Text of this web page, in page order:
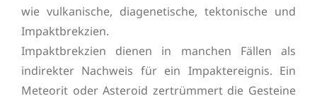
wie vulkanische, diagenetische, tektonische und
Impaktbrekzien.
Impaktbrekzien dienen in manchen Fällen als
indirekter Nachweis für ein Impaktereignis. Ein
Meteorit oder Asteroid zertrümmert die Gesteine